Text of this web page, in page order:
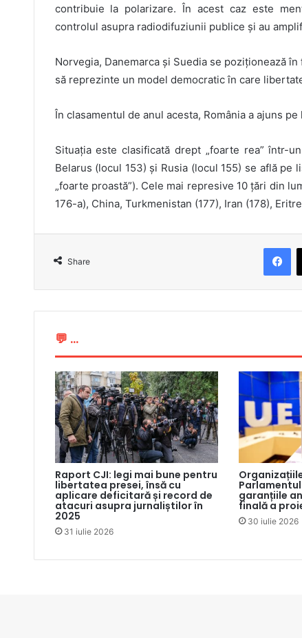
contribuie la polarizare. În acest caz este
controlul asupra radiodifuziunii publice și au
Norvegia, Danemarca și Suedia se poziționează
să reprezinte un model democratic în care
În clasamentul de anul acesta, România a ajuns
Situația este clasificată drept „foarte rea”
Belarus (locul 153) și Rusia (locul 155) se află
„foarte proastă”). Cele mai represive 10 țări din
176-a), China, Turkmenistan (177), Iran (178),
Share
💬 ...
Raport CJI: legi mai bune pentru
libertatea presei, însă cu
aplicare deficitară și record de
atacuri asupra jurnaliștilor în
2025
31 iulie 2026
garanțiile
finală a
30 iulie 2026